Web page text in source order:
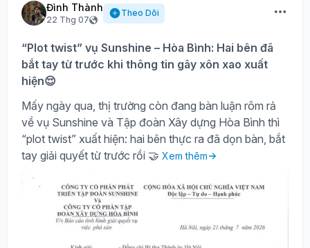
Đình Thành
22 Thg 07
Theo Dõi
“Plot twist” vụ Sunshine – Hòa Bình: Hai bên đã
bắt tay từ trước khi thông tin gây xôn xao xuất
hiện😌
Mấy ngày qua, thị trường còn đang bàn luận rôm rả
về vụ Sunshine và Tập đoàn Xây dựng Hòa Bình thì
“plot twist” xuất hiện: hai bên thực ra đã dọn bàn, bắt
tay giải quyết từ trước rồi 🤝 Xem thêm